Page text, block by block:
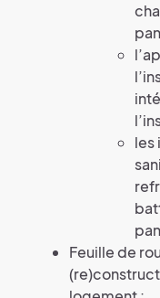
les
Feuille de